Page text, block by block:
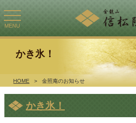
toggle
navigation
MENU
HOME > 金照庵のお知らせ
かき氷！
かき氷！